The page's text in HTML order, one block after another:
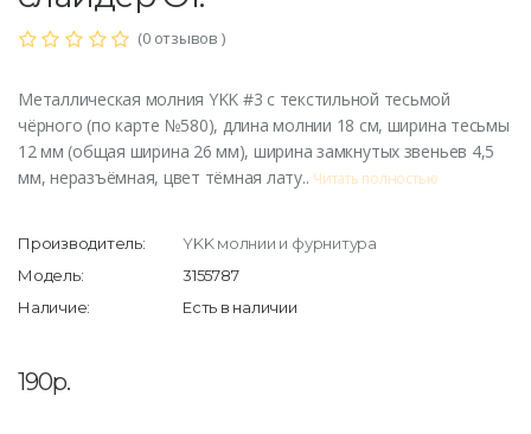
(0 отзывов )
Металлическая молния YKK #3 с текстильной тесьмой
чёрного (по карте №580), длина молнии 18 см, ширина тесьмы
12 мм (общая ширина 26 мм), ширина замкнутых звеньев 4,5
мм, неразъёмная, цвет тёмная лату.. Читать полностью
Производитель:
YKK молнии и фурнитура
Модель:
3155787
Наличие:
Есть в наличии
190р.